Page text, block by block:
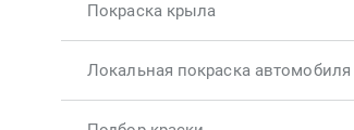
Покраска крыла
Локальная покраска автомобиля